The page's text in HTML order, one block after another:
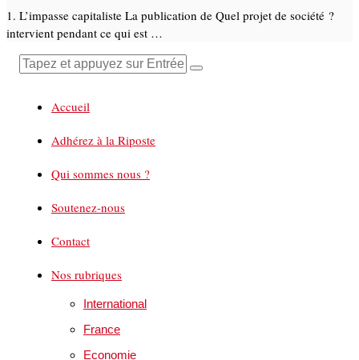
1. L’impasse capitaliste La publication de Quel projet de société ?
intervient pendant ce qui est …
Accueil
Adhérez à la Riposte
Qui sommes nous ?
Soutenez-nous
Contact
Nos rubriques
International
France
Economie